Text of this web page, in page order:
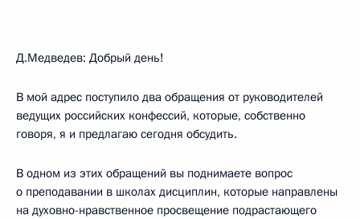
Д.Медведев: Добрый день!
В мой адрес поступило два обращения от руководителей
ведущих российских конфессий, которые, собственно
говоря, я и предлагаю сегодня обсудить.
В одном из этих обращений вы поднимаете вопрос
о преподавании в школах дисциплин, которые направлены
на духовно-нравственное просвещение подрастающего